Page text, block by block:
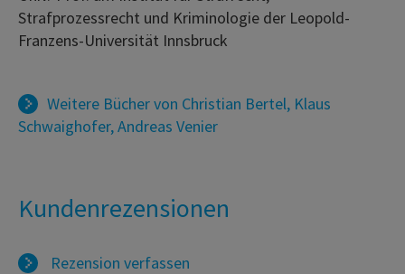
Strafprozessrecht und Kriminologie der Leopold-
Franzens-Universität Innsbruck
Weitere Bücher von Christian Bertel, Klaus
Schwaighofer,Andreas Venier
Kundenrezensionen
Rezension verfassen